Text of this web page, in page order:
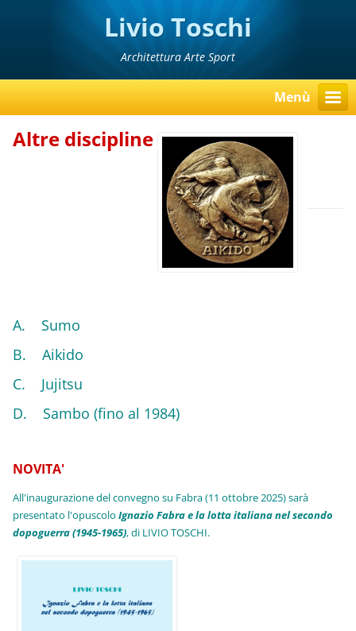
Livio Toschi
Architettura Arte Sport
Menù
Altre discipline
A. Sumo
B. Aikido
C. Jujitsu
D. Sambo (fino al 1984)
NOVITA'
All'inaugurazione del convegno su Fabra (11 ottobre 2025) sarà
presentato l'opuscoloIgnazio Fabra e la lotta italiana nel secondo
dopoguerra (1945-1965), di LIVIO TOSCHI.